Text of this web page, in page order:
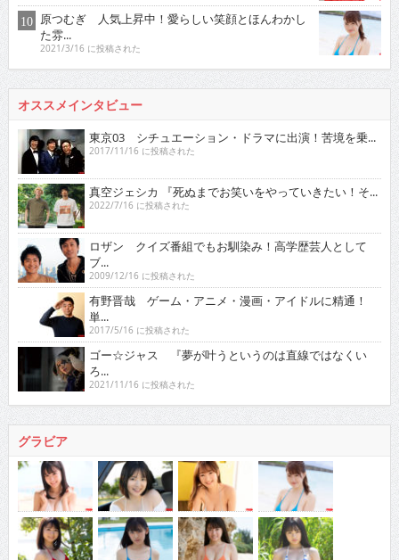
原つむぎ 人気上昇中！愛らしい笑顔とほんわかし
た雰...
2021/3/16 に投稿された
オススメインタビュー
東京03 シチュエーション・ドラマに出演！苦境を乗...
2017/11/16 に投稿された
真空ジェシカ 『死ぬまでお笑いをやっていきたい！そ...
2022/7/16 に投稿された
ロザン クイズ番組でもお馴染み！高学歴芸人として
ブ...
2009/12/16 に投稿された
有野晋哉 ゲーム・アニメ・漫画・アイドルに精通！
単...
2017/5/16 に投稿された
ゴー☆ジャス 『夢が叶うというのは直線ではなくい
ろ...
2021/11/16 に投稿された
グラビア